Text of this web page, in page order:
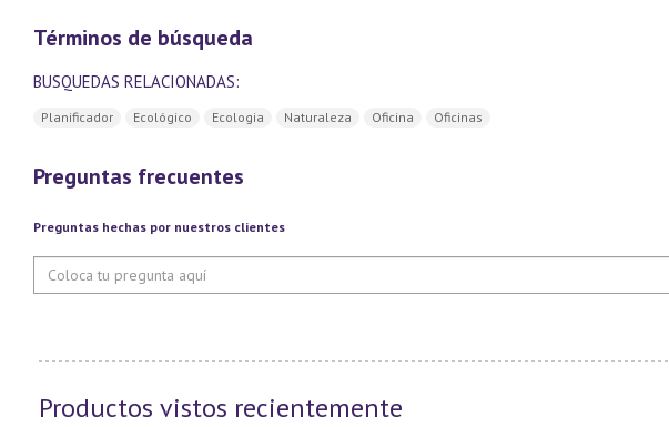
Términos de búsqueda
BUSQUEDAS RELACIONADAS:
Planificador Ecológico Ecologia Naturaleza Oficina Oficinas
Preguntas frecuentes
Preguntas hechas por nuestros clientes
Productos vistos recientemente